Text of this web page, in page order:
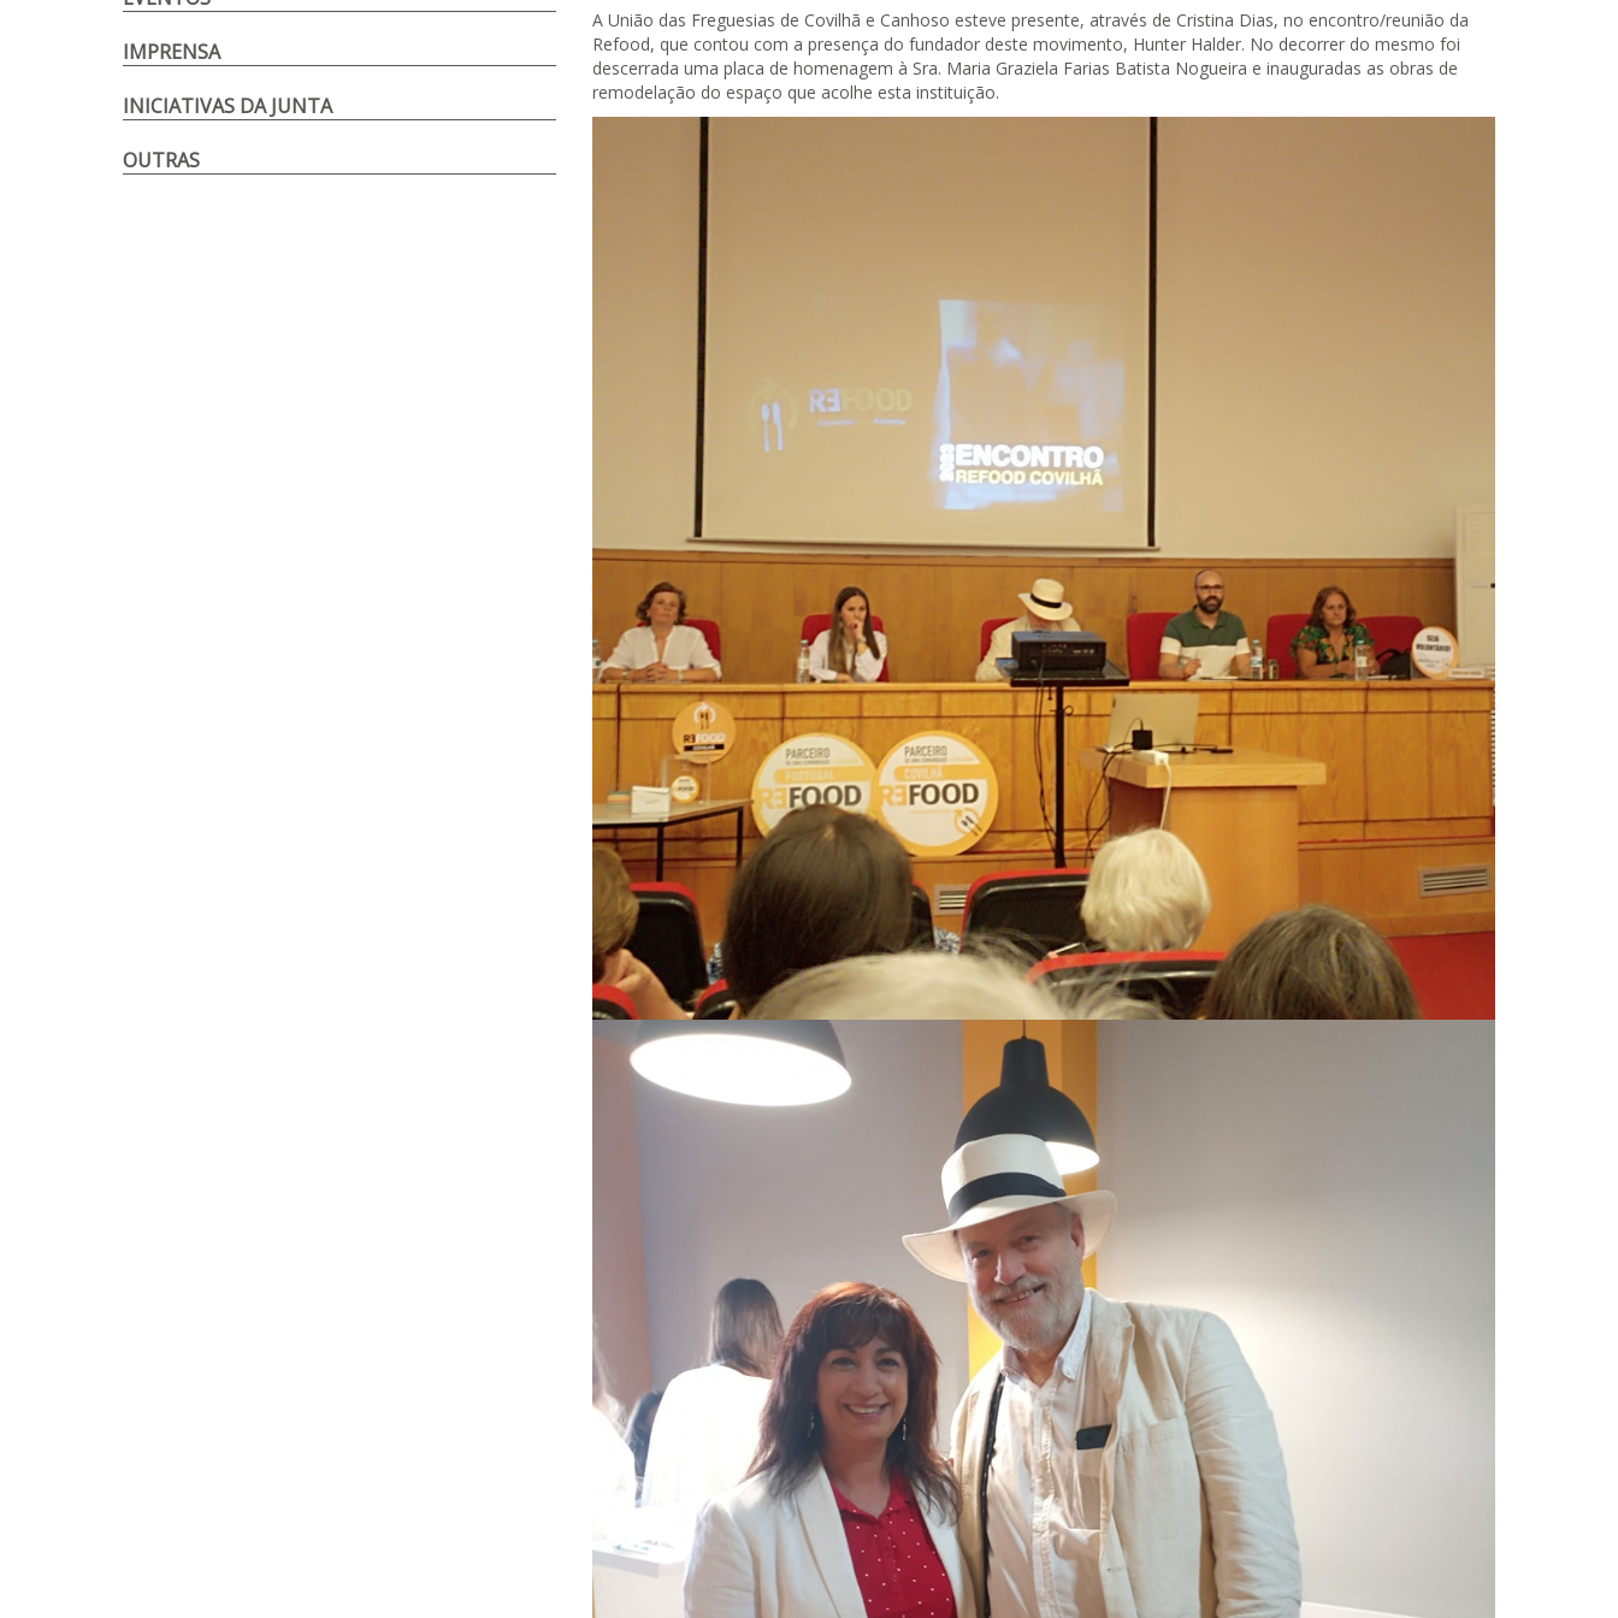
IMPRENSA
INICIATIVAS DA JUNTA
OUTRAS
A União das Freguesias de Covilhã e Canhoso esteve presente, através de Cristina Dias, no encontro/reunião da
Refood, que contou com a presença do fundador deste movimento, Hunter Halder. No decorrer do mesmo foi
descerrada uma placa de homenagem à Sra. Maria Graziela Farias Batista Nogueira e inauguradas as obras de
remodelação do espaço que acolhe esta instituição.